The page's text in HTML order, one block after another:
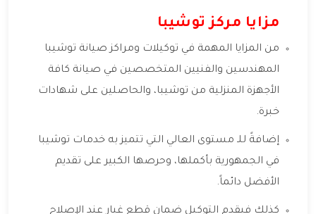
مزايا مركز توشيبا
من المزايا المهمة في توكيلات ومراكز صيانة توشيبا
المهندسين والفنيين المتخصصين في صيانة كافة
الأجهزة المنزلية من توشيبا، والحاصلين على شهادات
خبرة.
إضافةً للـ مستوى العالي التي تتميز به خدمات توشيبا
في الجمهورية بأكملها، وحرصها الكبير على تقديم
الأفضل دائماً.
كذلك فيقدم التوكيل ضمان قطع غيار عند الإصلاح